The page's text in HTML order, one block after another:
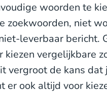
woorden te
zoekwoorden, niet
leverbaar bericht.
kiezen vergelijkbare
vergroot de kans
er ook altijd voor